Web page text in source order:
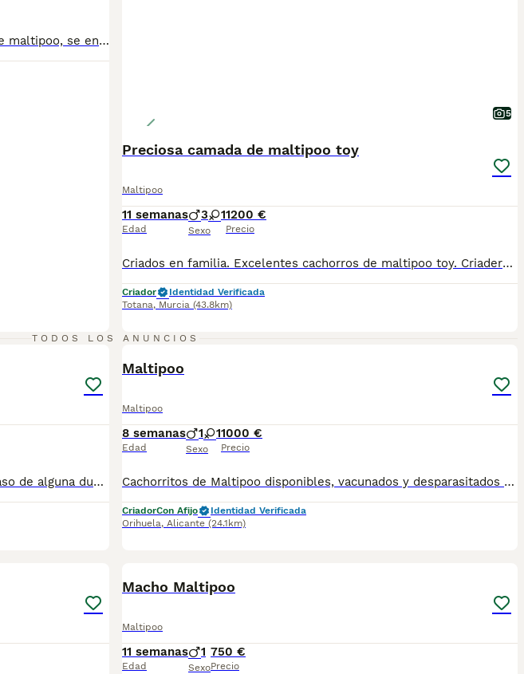
Tlf o WhatsApp: 627925438 Preciosas camadas de maltipoo, se entregan con minimo de dos meses y medio de edad y sus vacunas correspondientes, desparasitados interna y externamente, pasaporte y microchip, contrato de compra y garantia de salud. preferiblemente recogida en mano pero también podemos entregar en toda España mediante transporte de alta calidad preparado para animales y con chofer particular con posibilidad de pago contra reembolso Llámanos o háblanos por whats app.
5
Preciosa camada de maltipoo toy
Maltipoo
11 semanas
Edad
3 1
Sexo
1200 €
Precio
Criados en familia. Excelentes cachorros de maltipoo toy. Criadero familiar especializado con décadas de experiencia.
Criador
Identidad Verificada
Totana, Murcia (43.8km)
TODOS LOS ANUNCIOS
Hola le paso la informacion de los Maltipos en caso de alguna duda me dice desde ya gracias.Somos un criadero Los cachorritos se entregan con dos vacunas, desparasitados, chip, pasaporte, cartilla veterinaria, acompañada con un informe donde consta la salud del cacharro,con pedigree y afijo de criador . 1 meses de garantías de víricas y 6 meses hereditarias por escrito y un kit de cachorro de royal canin el que contiene 1 kg de el pienso específico de la raza . Somos un criadero .muchas gracias por su interés,el precio es de 1500. Esperamos cubrir sus expectativas. En caso de alguna duda llámame por tlf al 620771178 preguntar por Ferchu o Miguel desde ya muchas gracias.
Maltipoo
Maltipoo
8 semanas
Edad
1 1
Sexo
1000 €
Precio
Cachorritos de Maltipoo disponibles, vacunados y desparasitados listos para entregar, más información Wasap al 650546192
CriadorCon Afijo
Identidad Verificada
Orihuela, Alicante (24.1km)
Macho Maltipoo
Maltipoo
11 semanas
Edad
1
Sexo
750 €
Precio